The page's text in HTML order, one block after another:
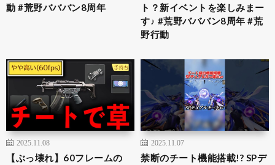
動 #荒野バババン8周年
ト？新イベントを楽しみまー
す♪ #荒野バババン8周年 #荒
野行動
2025.11.08
【ぶっ壊れ】60フレームの
2025.11.07
禁断のチート機能搭載!? SPデ